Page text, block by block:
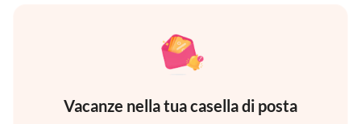
Vacanze nella tua casella di posta